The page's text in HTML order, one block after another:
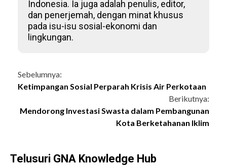
Indonesia. Ia juga adalah penulis, editor,
dan penerjemah, dengan minat khusus
pada isu-isu sosial-ekonomi dan
lingkungan.
Continue
Sebelumnya:
Ketimpangan Sosial Perparah Krisis Air Perkotaan
Berikutnya:
Mendorong Investasi Swasta dalam Pembangunan
Kota Berketahanan Iklim
Telusuri GNA Knowledge Hub